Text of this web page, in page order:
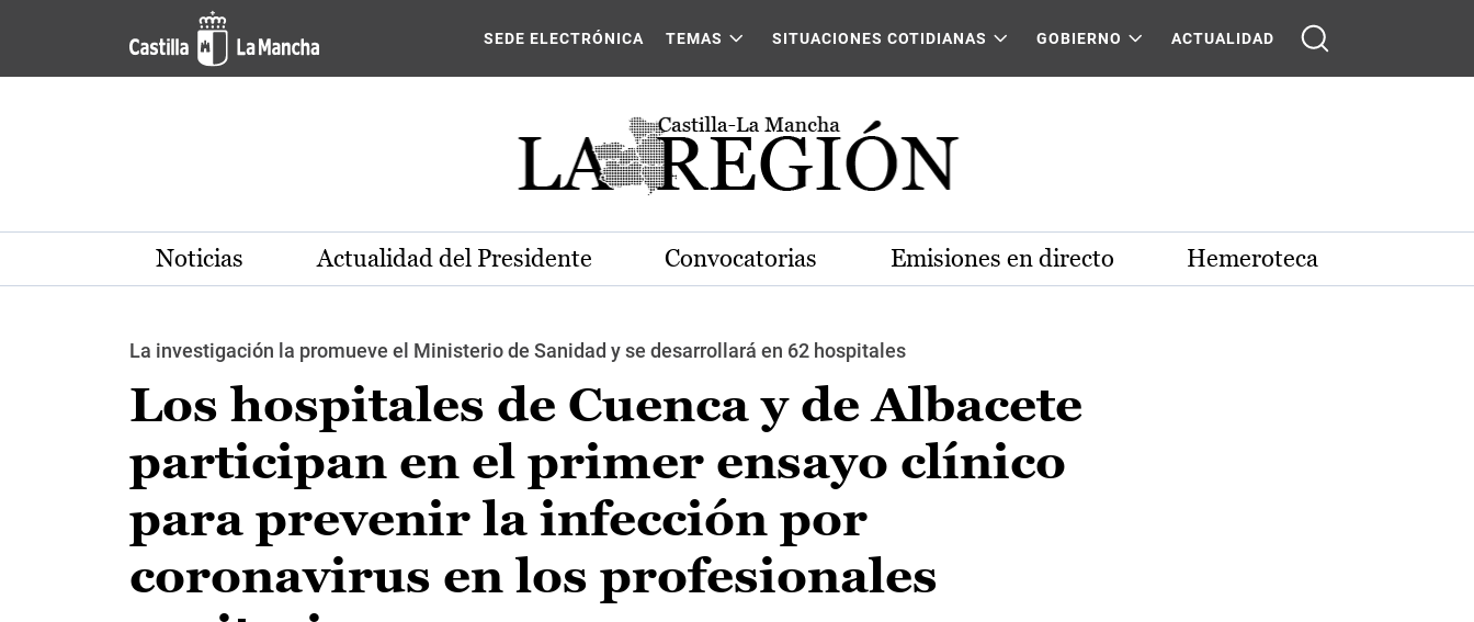
Pasar al contenido principal
SEDE ELECTRÓNICA TEMAS SITUACIONES COTIDIANAS GOBIERNO ACTUALIDAD
Noticias Actualidad del Presidente Convocatorias Emisiones en directo Hemeroteca
La investigación la promueve el Ministerio de Sanidad y se desarrollará en 62 hospitales
Los hospitales de Cuenca y de Albacete
participan en el primer ensayo clínico
para prevenir la infección por
coronavirus en los profesionales